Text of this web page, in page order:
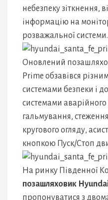
небезпеку зіткнення,
інформацію на
розважальної системи.
Оновлений
Prime обзавівся
системами безпеки і
системами аварійного
гальмування,
кругового огляду,
кнопкою Пуск/Стоп
На ринку Південної
позашляховик
пропонуватися з